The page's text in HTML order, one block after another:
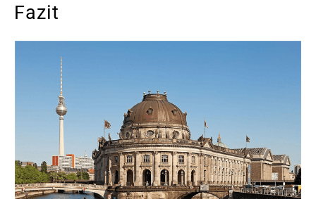
Fazit